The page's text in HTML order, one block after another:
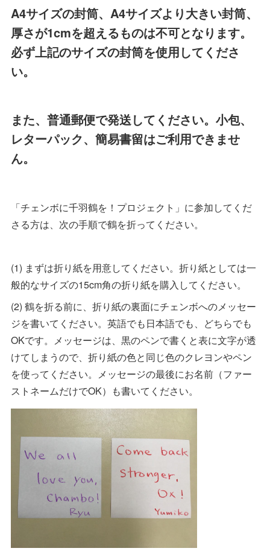
A4サイズの封筒、A4サイズより大きい封筒、
厚さが1cmを超えるものは不可となります。
必ず上記のサイズの封筒を使用してくださ
い。
また、普通郵便で発送してください。小包、
レターパック、簡易書留はご利用できませ
ん。
「チェンボに千羽鶴を！プロジェクト」に参加してくだ
さる方は、次の手順で鶴を折ってください。
(1) まずは折り紙を用意してください。折り紙としては一
般的なサイズの15cm角の折り紙を購入してください。
(2) 鶴を折る前に、折り紙の裏面にチェンボへのメッセー
ジを書いてください。英語でも日本語でも、どちらでも
OKです。メッセージは、黒のペンで書くと表に文字が透
けてしまうので、折り紙の色と同じ色のクレヨンやペン
を使ってください。メッセージの最後にお名前（ファー
ストネームだけでOK）も書いてください。